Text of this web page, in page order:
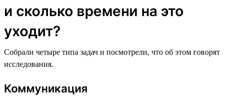
и сколько времени на это
уходит?
Собрали четыре типа задач и посмотрели, что об этом говорят
исследования.
Коммуникация